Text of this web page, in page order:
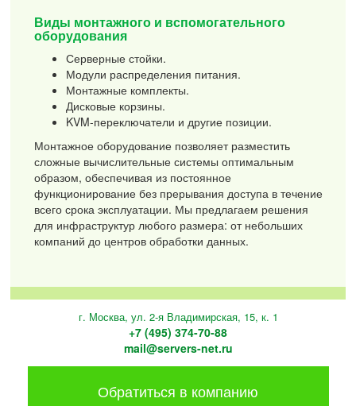
Виды монтажного и вспомогательного
оборудования
Серверные стойки.
Модули распределения питания.
Монтажные комплекты.
Дисковые корзины.
KVM-переключатели и другие позиции.
Монтажное оборудование позволяет разместить
сложные вычислительные системы оптимальным
образом, обеспечивая из постоянное
функционирование без прерывания доступа в течение
всего срока эксплуатации. Мы предлагаем решения
для инфраструктур любого размера: от небольших
компаний до центров обработки данных.
г. Москва, ул. 2-я Владимирская, 15, к. 1
+7 (495) 374-70-88
mail@servers-net.ru
Обратиться в компанию